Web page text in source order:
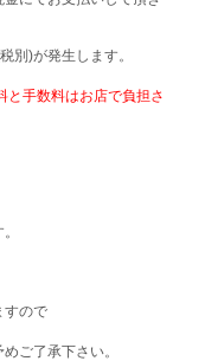
別)が発生します。
手数料はお店で負担さ
すので
ご了承下さい。